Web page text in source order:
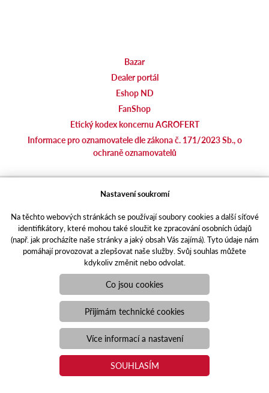
Bazar
Dealer portál
Eshop ND
FanShop
Etický kodex koncernu AGROFERT
Informace pro oznamovatele dle zákona č. 171/2023 Sb., o
ochraně oznamovatelů
Responzivní webPuxdesign | agrics.cz © 2021
Toto jsou internetové stránky společnosti AGRI CS a. s., se sídlem
v Hustopečích, Hybešova 14, PSČ 69301, IČO 26243334,
zapsané v OR vedeném Krajským soudem v Brně, oddíl B, vložka
3582. Společnost AGRI CS a.s. je členem koncernu AGROFERT
řízeného společností AGROFERT, a.s., IČO 26185610, se sídlem
na adrese Pyšelská 2327/2, Chodov, 149 00 Praha 4.
agrotec.cz
portal.caseklub.cz
shop.agrics.cz
traktorbazar.cz
eshop.agrics.cz/cs
a-finance.cz
Nastavení soukromí
Na těchto webových stránkách se používají soubory cookies a další síťové
identifikátory, které mohou také sloužit ke zpracování osobních údajů
(např. jak procházíte naše stránky a jaký obsah Vás zajímá). Tyto údaje nám
pomáhají provozovat a zlepšovat naše služby. Svůj souhlas můžete
kdykoliv změnit nebo odvolat.
Co jsou cookies
Přijímám technické cookies
Více informací a nastavení
SOUHLASÍM